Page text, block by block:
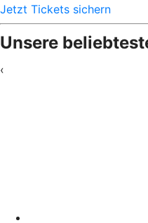
Jetzt Tickets sichern
Unsere
‹